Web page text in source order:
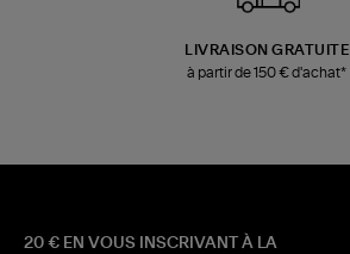
LIVRAISON GRATUITE
à partir de 150 € d'achat*
20 € EN VOUS INSCRIVANT À LA